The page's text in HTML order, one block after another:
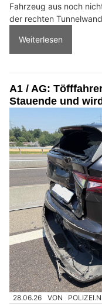
Fahrzeug aus noch
der rechten
Weiterlesen
A1 / AG:
Stauende und
28.06.26 VON